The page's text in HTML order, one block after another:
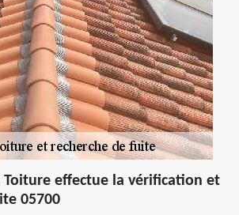
Toiture effectue la vérification et
05700